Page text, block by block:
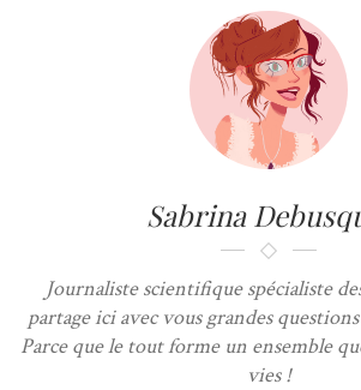
Sabrina
Journaliste scientifique spécialiste
partage ici avec vous grandes
Parce que le tout forme un ensemble
vies !